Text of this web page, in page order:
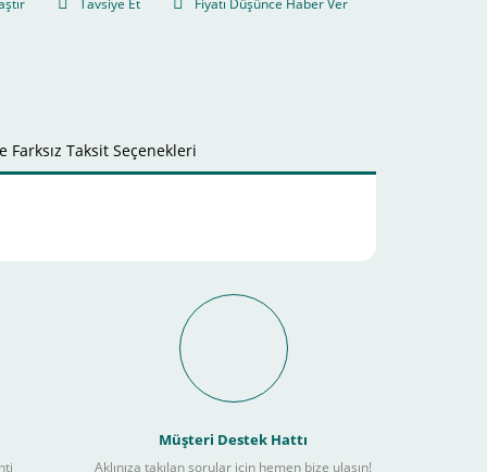
Tavsiye Et Fiyatı Düşünce Haber Ver
Farksız Taksit Seçenekleri
İmkanı Nasıl
Müşteri Destek Hattı
Aklınıza takılan sorular için hemen bize ulaşın!